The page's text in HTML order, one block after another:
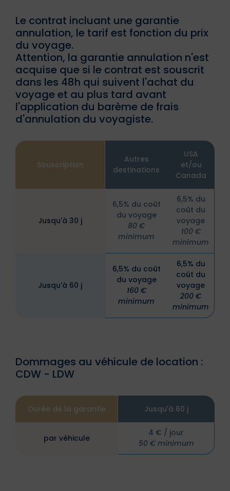
Le contrat incluant une garantie
annulation, le tarif est fonction du prix
du voyage.
Attention, la garantie annulation n'est
acquise que si le contrat est souscrit
dans les 48h qui suivent l'achat du
voyage et au plus tard avant
l'application du barème de frais
d'annulation du voyagiste.
Souscription
Autres
destinations
USA
et/ou
Canada
Jusqu'à 30 j
6,5% du coût
du voyage
80 €
minimum
6,5% du
coût du
voyage
100 €
minimum
Jusqu'à 60 j
6,5% du coût
du voyage
160 €
minimum
6,5% du
coût du
voyage
200 €
minimum
Dommages au véhicule de location :
CDW - LDW
Durée de la garantie Jusqu'à 60 j
par véhicule
4 € / jour
50 € minimum